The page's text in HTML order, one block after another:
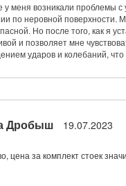
у меня возникали проблемы с
по неровной поверхности.
Но после того, как я
и позволяет мне
ударов и колебаний,
Дробыш 19.07.2023
цена за комплект стоек